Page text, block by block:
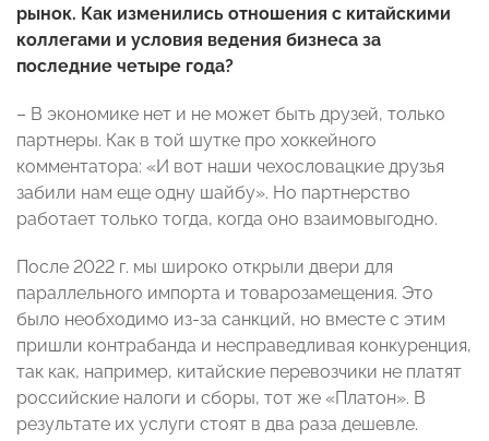
рынок. Как изменились отношения с китайскими
коллегами и условия ведения бизнеса за
последние четыре года?
– В экономике нет и не может быть друзей, только
партнеры. Как в той шутке про хоккейного
комментатора: «И вот наши чехословацкие друзья
забили нам еще одну шайбу». Но партнерство
работает только тогда, когда оно взаимовыгодно.
После 2022 г. мы широко открыли двери для
параллельного импорта и товарозамещения. Это
было необходимо из-за санкций, но вместе с этим
пришли контрабанда и несправедливая конкуренция,
так как, например, китайские перевозчики не платят
российские налоги и сборы, тот же «Платон». В
результате их услуги стоят в два раза дешевле.